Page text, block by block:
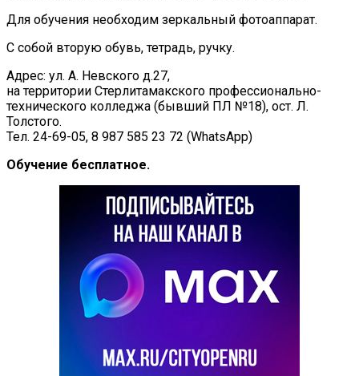
Для обучения необходим зеркальный фотоаппарат.
С собой вторую обувь, тетрадь, ручку.
Адрес: ул. А. Невского д.27,
на территории Стерлитамакского профессионально-
технического колледжа (бывший ПЛ №18), ост. Л.
Толстого.
Тел. 24-69-05, 8 987 585 23 72 (WhatsApp)
Обучение бесплатное.